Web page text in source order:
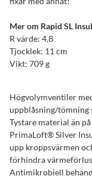
Mer om Rapid SL
R värde: 4,8
Tjocklek: 11 cm
Vikt: 709 g
Högvolymventiler
uppblåsning/tömning
Tystare material än
PrimaLoft® Silver
upp kroppsvärmen
förhindra
Antimikrobiell